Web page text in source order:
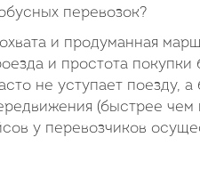
перевозок?
и продуманная
и простота покупки
не уступает поезду,
(быстрее чем
у перевозчиков